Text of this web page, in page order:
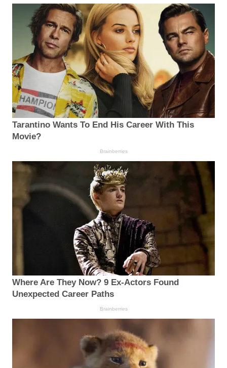
Tarantino Wants To End His Career With This
Movie?
Brainberries
Where Are They Now? 9 Ex-Actors Found
Unexpected Career Paths
Brainberries